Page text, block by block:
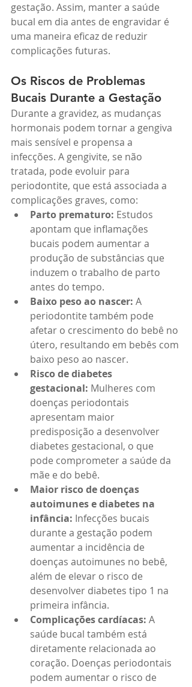
gestação. Assim, manter a saúde
bucal em dia antes de engravidar é
uma maneira eficaz de reduzir
complicações futuras.
Os Riscos de Problemas
Bucais Durante a Gestação
Durante a gravidez, as mudanças
hormonais podem tornar a gengiva
mais sensível e propensa a
infecções. A gengivite, se não
tratada, pode evoluir para
periodontite, que está associada a
complicações graves, como:
Parto prematuro: Estudos
apontam que inflamações
bucais podem aumentar a
produção de substâncias que
induzem o trabalho de parto
antes do tempo.
Baixo peso ao nascer: A
periodontite também pode
afetar o crescimento do bebê no
útero, resultando em bebês com
baixo peso ao nascer.
Risco de diabetes
gestacional: Mulheres com
doenças periodontais
apresentam maior
predisposição a desenvolver
diabetes gestacional, o que
pode comprometer a saúde da
mãe e do bebê.
Maior risco de doenças
autoimunes e diabetes na
infância: Infecções bucais
durante a gestação podem
aumentar a incidência de
doenças autoimunes no bebê,
além de elevar o risco de
desenvolver diabetes tipo 1 na
primeira infância.
Complicações cardíacas: A
saúde bucal também está
diretamente relacionada ao
coração. Doenças periodontais
podem aumentar o risco de